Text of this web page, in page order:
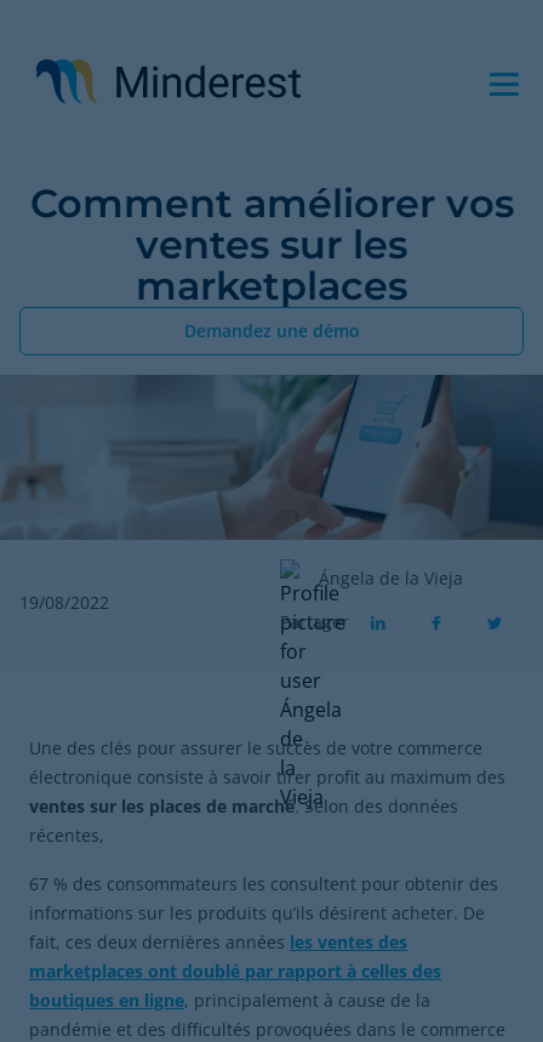
contenu
principal
Comment améliorer vos
ventes sur les
marketplaces
Demandez une démo
19/08/2022
Ángela de la Vieja
Partager
Une des clés pour assurer le succès de votre commerce
électronique consiste à savoir tirer profit au maximum des
ventes sur les places de marché. Selon des données
récentes,
67 % des consommateurs les consultent pour obtenir des
informations sur les produits qu’ils désirent acheter. De
fait, ces deux dernières années les ventes des
marketplaces ont doublé par rapport à celles des
boutiques en ligne, principalement à cause de la
pandémie et des difficultés provoquées dans le commerce